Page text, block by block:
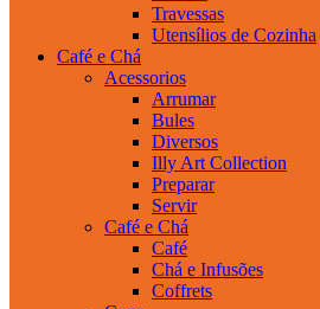
Travessas
Utensílios de Cozinha
Café e Chá
Acessorios
Arrumar
Bules
Diversos
Illy Art Collection
Preparar
Servir
Café e Chá
Café
Chá e Infusões
Coffrets